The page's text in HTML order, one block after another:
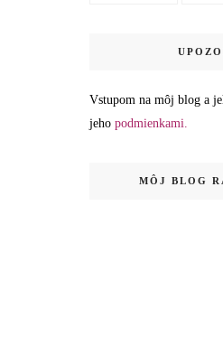
Vstupom na môj blog a
jeho podmienkami.
MÔJ BLOG